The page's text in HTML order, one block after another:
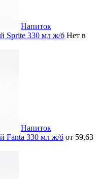
Напиток
Sprite 330 мл ж/б Нет в
Напиток
Fanta 330 мл ж/б от 59,63